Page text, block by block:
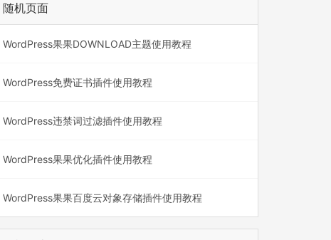
随机页面
WordPress果果DOWNLOAD主题使用教程
WordPress免费证书插件使用教程
WordPress违禁词过滤插件使用教程
WordPress果果优化插件使用教程
WordPress果果百度云对象存储插件使用教程